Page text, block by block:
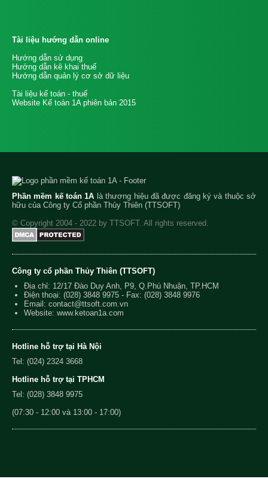
Tài liệu hướng dẫn online
Hướng dẫn sử dụng
Hướng dẫn kê khai thuế
Hướng dẫn quản lý cơ sở dữ liệu
Tài liệu kế toán - thuế
Website Kế toán 1A phiên bản 2015
Phần mềm kế toán 1A là thương hiệu đã được đăng ký và thuộc sở
hữu của Công ty Cổ phần Thủy Thiên (TTSOFT)
© Copyright 2004 - 2022 by TTSOFT. All rights reserved.
Công ty cổ phần Thủy Thiên (TTSOFT)
Địa chỉ: 12/17 Đào Duy Anh, P9, Q.Phú Nhuận, TP.HCM
Điện thoại: (028) 3848 9975 - Fax: (028) 3848 9976
Email: contact@ttsoft.com.vn
Website: www.ketoan1a.com
Hotline hỗ trợ tại Hà Nội
Tel: (024) 2324 3668
Hotline hỗ trợ tại TPHCM
Tel: (028) 3848 9975
(07:30 - 12:00 và 13:00 - 17:00)